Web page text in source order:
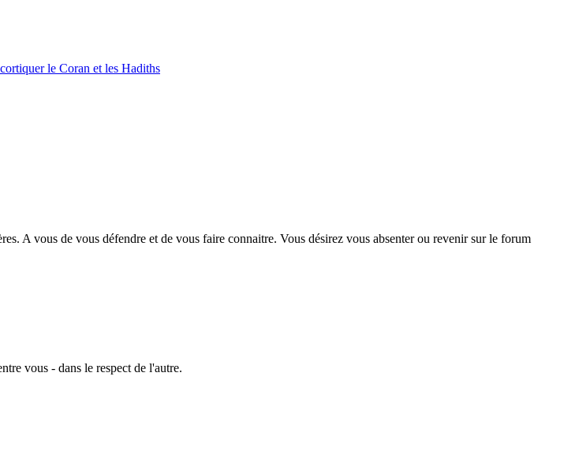
le Coran et les Hadiths
A vous de vous défendre et de vous faire connaitre. Vous désirez vous absenter ou revenir sur le forum
vous - dans le respect de l'autre.